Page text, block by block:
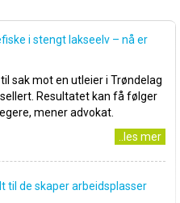
i stengt lakseelv – nå er
sak mot en utleier i Trøndelag
Resultatet kan få følger
mener advokat.
..les mer
til de skaper arbeidsplasser